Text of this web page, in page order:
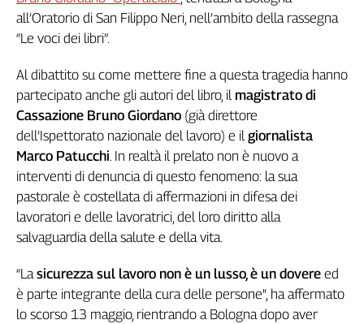
G8
di
il
sangue
della
ragione
120
anni
Cgil
Collettiva
Academy
Rubriche
Collettiva
all’Oratorio di San Filippo Neri, nell’ambito della rassegna
“Le voci dei libri”.
Al dibattito su come mettere fine a questa tragedia hanno
partecipato anche gli autori del libro, il magistrato di
Cassazione Bruno Giordano (già direttore
dell’Ispettorato nazionale del lavoro) e ilgiornalista
Marco Patucchi. In realtà il prelato non è nuovo a
interventi di denuncia di questo fenomeno: la sua
pastorale è costellata di affermazioni in difesa dei
lavoratori e delle lavoratrici, del loro diritto alla
salvaguardia della salute e della vita.
“Lasicurezza sul lavoro non è un lusso, è un dovere ed
è parte integrante della cura delle persone", ha affermato
lo scorso 13 maggio, rientrando a Bologna dopo aver